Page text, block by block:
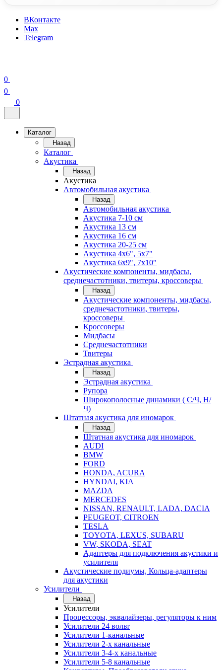
ВКонтакте
Max
Telegram
0
0
0
Каталог
Назад
Каталог
Акустика
Назад
Акустика
Автомобильная акустика
Назад
Автомобильная акустика
Акустика 7-10 см
Акустика 13 см
Акустика 16 см
Акустика 20-25 см
Акустика 4х6", 5х7"
Акустика 6х9", 7х10"
Акустические компоненты, мидбасы,
среднечастотники, твитеры, кроссоверы
Назад
Акустические компоненты, мидбасы,
среднечастотники, твитеры,
кроссоверы
Кроссоверы
Мидбасы
Среднечастотники
Твитеры
Эстрадная акустика
Назад
Эстрадная акустика
Рупора
Широкополосные динамики ( С/Ч, Н/
Ч)
Штатная акустика для иномарок
Назад
Штатная акустика для иномарок
AUDI
BMW
FORD
HONDA, ACURA
HYNDAI, KIA
MAZDA
MERCEDES
NISSAN, RENAULT, LADA, DACIA
PEUGEOT, CITROEN
TESLA
TOYOTA, LEXUS, SUBARU
VW, SKODA, SEAT
Адаптеры для подключения акустики и
усилителя
Акустические подиумы, Кольца-адаптеры
для акустики
Усилители
Назад
Усилители
Процессоры, эквалайзеры, регуляторы к ним
Усилители 24 вольт
Усилители 1-канальные
Усилители 2-х канальные
Усилители 3-4-х канальные
Усилители 5-8 канальные